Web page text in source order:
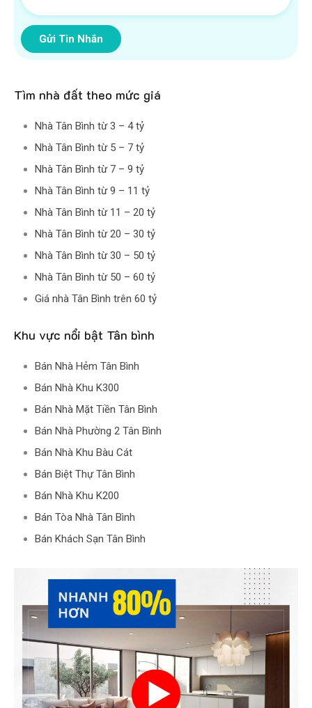
Gửi Tin Nhắn
Tìm nhà đất theo mức giá
Nhà Tân Bình từ 3 – 4 tỷ
Nhà Tân Bình từ 5 – 7 tỷ
Nhà Tân Bình từ 7 – 9 tỷ
Nhà Tân Bình từ 9 – 11 tỷ
Nhà Tân Bình từ 11 – 20 tỷ
Nhà Tân Bình từ 20 – 30 tỷ
Nhà Tân Bình từ 30 – 50 tỷ
Nhà Tân Bình từ 50 – 60 tỷ
Giá nhà Tân Bình trên 60 tỷ
Khu vực nổi bật Tân bình
Bán Nhà Hẻm Tân Bình
Bán Nhà Khu K300
Bán Nhà Mặt Tiền Tân Bình
Bán Nhà Phường 2 Tân Bình
Bán Nhà Khu Bàu Cát
Bán Biệt Thự Tân Bình
Bán Nhà Khu K200
Bán Tòa Nhà Tân Bình
Bán Khách Sạn Tân Bình